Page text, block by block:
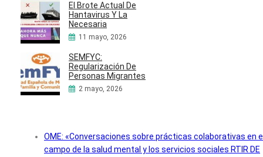
El Brote Actual De
Hantavirus Y La
Necesaria
11 mayo, 2026
SEMFYC:
Regularización De
Personas Migrantes
2 mayo, 2026
OME: «Conversaciones sobre prácticas colaborativas en
campo de la salud mental y los servicios sociales RTIR DE